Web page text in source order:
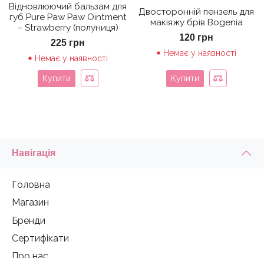
Відновлюючий бальзам для
губ Pure Paw Paw Ointment
– Strawberry (полуниця)
225 грн
Немає у наявності
Купити
Двосторонній пензель для
макіяжу брів Bogenia
120 грн
Немає у наявності
Купити
Навігація
Головна
Магазин
Бренди
Сертифікати